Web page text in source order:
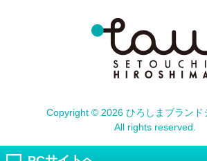
Copyright © 2026 ひろしまブランド
All rights reserved.